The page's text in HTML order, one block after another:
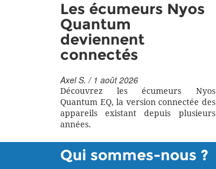
Les écumeurs Nyos
Quantum
deviennent
connectés
Axel S. / 1 août 2026
Découvrez les écumeurs Nyos
Quantum EQ, la version connectée des
appareils existant depuis plusieurs
années.
Qui sommes-nous ?